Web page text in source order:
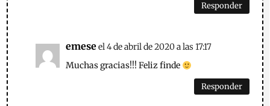
Responder
emeseel 4 de abril de 2020 a las 17:17
Muchas gracias!!! Feliz finde
Responder